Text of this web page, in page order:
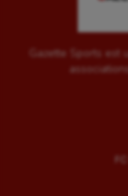
Gazette Sports